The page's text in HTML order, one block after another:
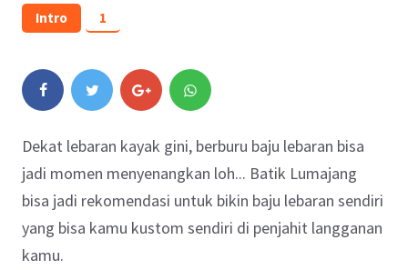
Intro 1
Dekat lebaran kayak gini, berburu baju lebaran bisa
jadi momen menyenangkan loh... Batik Lumajang
bisa jadi rekomendasi untuk bikin baju lebaran sendiri
yang bisa kamu kustom sendiri di penjahit langganan
kamu.